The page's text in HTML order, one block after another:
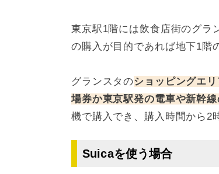
東京駅1階には飲食店街のグラ
の購入が目的であれば地下1階
グランスタのショッピングエ
場券か東京駅発の電車や新幹
機で購入でき、購入時間から2
Suicaを使う場合